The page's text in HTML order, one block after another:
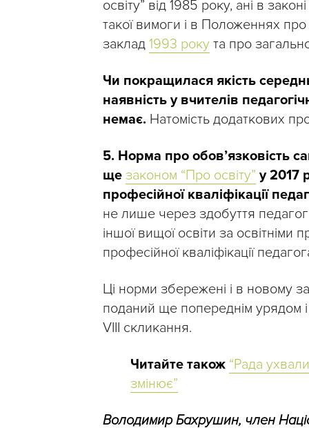
освіту” від 1985 року, ані в
такої вимоги і в Положеннях
заклад 1993 року та про
Чи покращилася якість
наявність у вчителів
немає. Натомість додаткових
5. Норма про обов’язковість
ще законом “Про освіту” у 2017
професійної кваліфікації
не лише через здобуття
іншої вищої освіти за
професійної кваліфікації
Ці норми збережені і в новому
поданий ще попереднім урядом
VIII скликання.
Читайте також “Рада
змінює”
Володимир Бахрушин, член